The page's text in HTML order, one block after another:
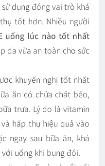
dụng đóng vai trò khá
tốt hơn. Nhiều người
uống lúc nào tốt nhất
da vừa an toàn cho sức
khuyến nghị tốt nhất
ăn có chứa chất béo,
trưa. Lý do là vitamin
hấp thụ hiệu quả vào
ngay sau bữa ăn, khả
uống khi bụng đói.